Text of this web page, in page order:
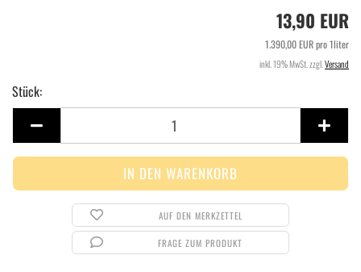
13,90 EUR
1.390,00 EUR pro 1liter
inkl. 19% MwSt. zzgl. Versand
Stück:
Stück
AUF DEN MERKZETTEL
FRAGE ZUM PRODUKT